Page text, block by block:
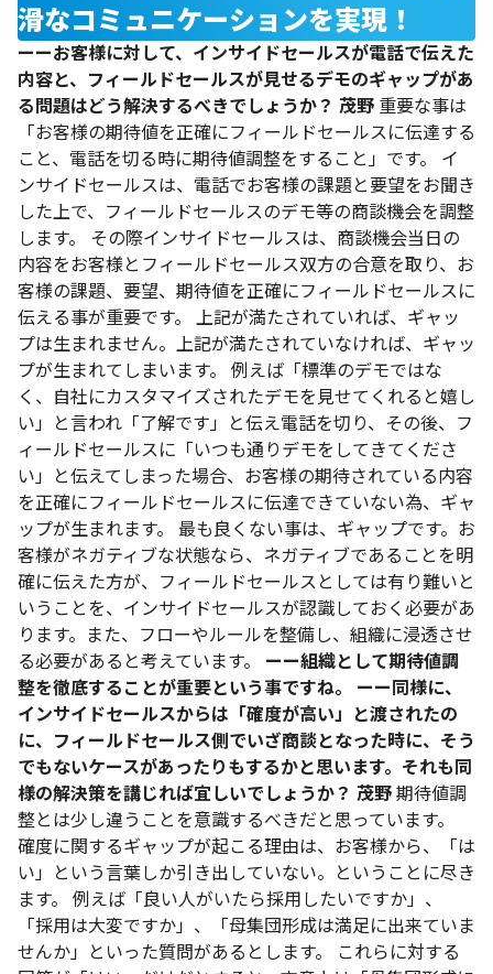
滑なコミュニケーションを実現！
ーーお客様に対して、インサイドセールスが電話で伝えた
内容と、フィールドセールスが見せるデモのギャップがあ
る問題はどう解決するべきでしょうか？ 茂野 重要な事は
「お客様の期待値を正確にフィールドセールスに伝達する
こと、電話を切る時に期待値調整をすること」です。
イ
ンサイドセールスは、電話でお客様の課題と要望をお聞き
した上で、フィールドセールスのデモ等の商談機会を調整
します。
その際インサイドセールスは、商談機会当日の
内容をお客様とフィールドセールス双方の合意を取り、お
客様の課題、要望、期待値を正確にフィールドセールスに
伝える事が重要です。
上記が満たされていれば、ギャッ
プは生まれません。上記が満たされていなければ、ギャッ
プが生まれてしまいます。
例えば「標準のデモではな
く、自社にカスタマイズされたデモを見せてくれると嬉し
い」と言われ「了解です」と伝え電話を切り、その後、フ
ィールドセールスに「いつも通りデモをしてきてくださ
い」と伝えてしまった場合、お客様の期待されている内容
を正確にフィールドセールスに伝達できていない為、ギャ
ップが生まれます。
最も良くない事は、ギャップです。お
客様がネガティブな状態なら、ネガティブであることを明
確に伝えた方が、フィールドセールスとしては有り難いと
いうことを、インサイドセールスが認識しておく必要があ
ります。また、フローやルールを整備し、組織に浸透させ
る必要があると考えています。
ーー組織として期待値調
整を徹底することが重要という事ですね。
ーー同様に、
インサイドセールスからは「確度が高い」と渡されたの
に、フィールドセールス側でいざ商談となった時に、そう
でもないケースがあったりもするかと思います。それも同
様の解決策を講じれば宜しいでしょうか？ 茂野期待値調
整とは少し違うことを意識するべきだと思っています。
確度に関するギャップが起こる理由は、お客様から、「は
い」という言葉しか引き出していない。ということに尽き
ます。
例えば「良い人がいたら採用したいですか」、
「採用は大変ですか」、「母集団形成は満足に出来ていま
せんか」といった質問があるとします。
これらに対する